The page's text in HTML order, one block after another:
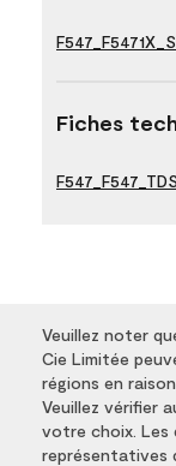
Fiches
Veuillez noter
Cie Limitée
régions en
Veuillez vérifier
votre choix. Les
représentatives